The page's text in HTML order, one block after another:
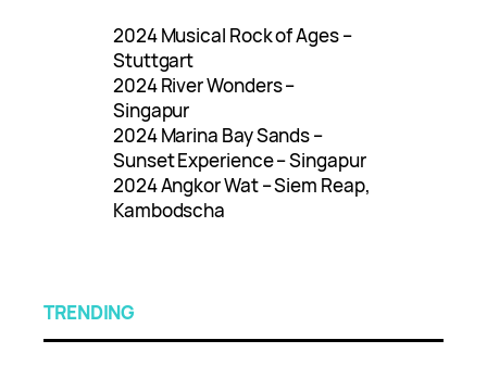
2024 Musical Rock of Ages –
Stuttgart
2024 River Wonders –
Singapur
2024 Marina Bay Sands –
Sunset Experience – Singapur
2024 Angkor Wat – Siem Reap,
Kambodscha
TRENDING